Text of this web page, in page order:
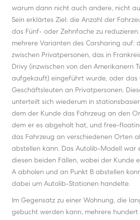
warum dann nicht auch andere, nicht
Sein erklärtes Ziel: die Anzahl der
das Fünf- oder Zehnfache zu
mehrere Varianten des Carsharing auf:
zwischen Privatpersonen, das in
Drivy (inzwischen von den Amerikanern
aufgekauft) eingeführt wurde, oder das
Geschäftsleuten an Privatpersonen.
unterteilt sich wiederum in
dem der Kunde das Fahrzeug an den
dem er es abgeholt hat, und free-
das Fahrzeug an verschiedenen Orten
abstellen kann. Das Autolib-Modell war
diesen beiden Fällen, wobei der Kunde
A abholen und an Punkt B abstellen
dabei um Autolib-Stationen handelte.
Im Gegensatz zu einer Wohnung, die
gebucht werden kann, mehrere hundert